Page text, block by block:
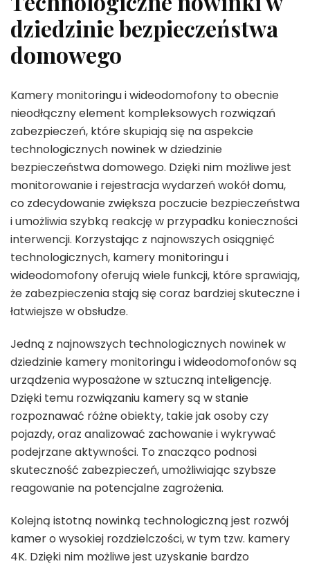
dziedzinie bezpieczeństwa
domowego
Kamery monitoringu i wideodomofony to obecnie
nieodłączny element kompleksowych rozwiązań
zabezpieczeń, które skupiają się na aspekcie
technologicznych nowinek w dziedzinie
bezpieczeństwa domowego. Dzięki nim możliwe jest
monitorowanie i rejestracja wydarzeń wokół domu,
co zdecydowanie zwiększa poczucie bezpieczeństwa
i umożliwia szybką reakcję w przypadku konieczności
interwencji. Korzystając z najnowszych osiągnięć
technologicznych, kamery monitoringu i
wideodomofony oferują wiele funkcji, które sprawiają,
że zabezpieczenia stają się coraz bardziej skuteczne i
łatwiejsze w obsłudze.
Jedną z najnowszych technologicznych nowinek w
dziedzinie kamery monitoringu i wideodomofonów są
urządzenia wyposażone w sztuczną inteligencję.
Dzięki temu rozwiązaniu kamery są w stanie
rozpoznawać różne obiekty, takie jak osoby czy
pojazdy, oraz analizować zachowanie i wykrywać
podejrzane aktywności. To znacząco podnosi
skuteczność zabezpieczeń, umożliwiając szybsze
reagowanie na potencjalne zagrożenia.
Kolejną istotną nowinką technologiczną jest rozwój
kamer o wysokiej rozdzielczości, w tym tzw. kamery
4K. Dzięki nim możliwe jest uzyskanie bardzo